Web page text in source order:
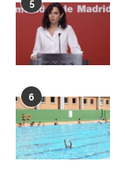
5
6